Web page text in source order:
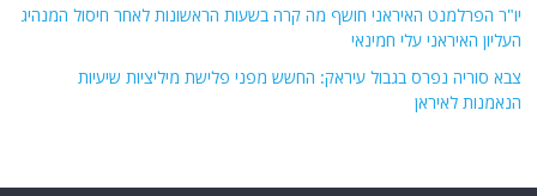
יו"ר הפרלמנט האיראני חושף מה קרה בשעות הראשונות לאחר חיסול המנהיג
העליון האיראני עלי חמינאי
צבא סוריה נפרס בגבול עיראק: החשש מפני פלישת מיליציות שיעיות
הנאמנות לאיראן